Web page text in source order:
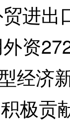
进出
资
经济
极贡